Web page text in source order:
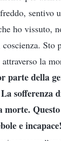
sentivo
ho vissuto,
Sto
attraverso la
parte della
sofferenza
e incapace!